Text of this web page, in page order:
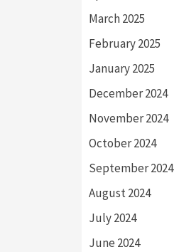
March 2025
February 2025
January 2025
December 2024
November 2024
October 2024
September 2024
August 2024
July 2024
June 2024